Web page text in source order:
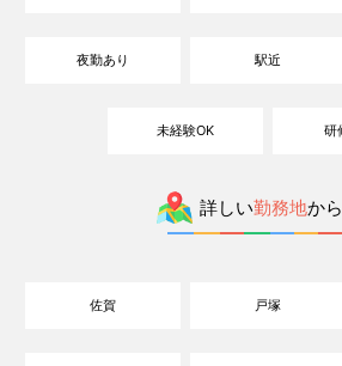
夜勤あり 駅近
未経験OK 研
詳しい勤務地か
佐賀 戸塚